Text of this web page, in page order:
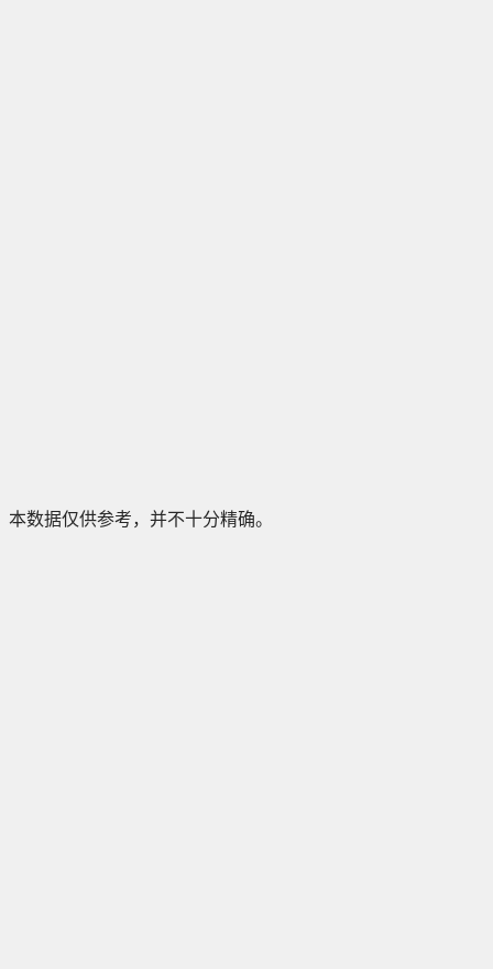
本数据仅供参考，并不十分精确。